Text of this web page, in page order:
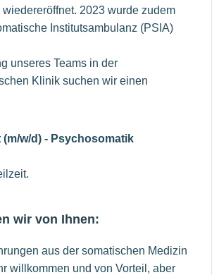
wiedereröffnet. 2023 wurde zudem
Institutsambulanz (PSIA)
unseres Teams in der
Klinik suchen wir einen
w/d) - Psychosomatik
wir von Ihnen:
aus der somatischen Medizin
willkommen und von Vorteil, aber